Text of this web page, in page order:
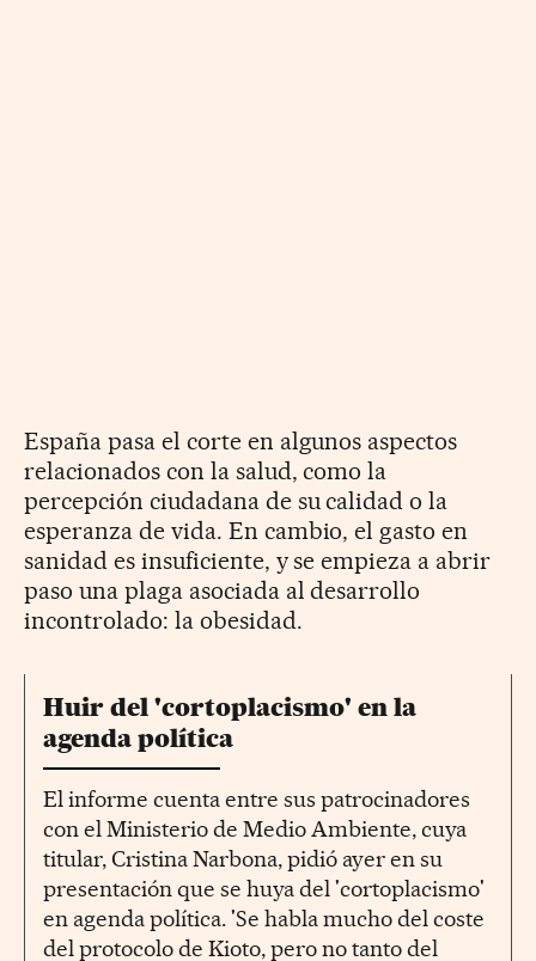
España pasa el corte en algunos aspectos
relacionados con la salud, como la
percepción ciudadana de su calidad o la
esperanza de vida. En cambio, el gasto en
sanidad es insuficiente, y se empieza a abrir
paso una plaga asociada al desarrollo
incontrolado: la obesidad.
Huir del 'cortoplacismo' en la
agenda política
El informe cuenta entre sus patrocinadores
con el Ministerio de Medio Ambiente, cuya
titular, Cristina Narbona, pidió ayer en su
presentación que se huya del 'cortoplacismo'
en agenda política. 'Se habla mucho del coste
del protocolo de Kioto, pero no tanto del